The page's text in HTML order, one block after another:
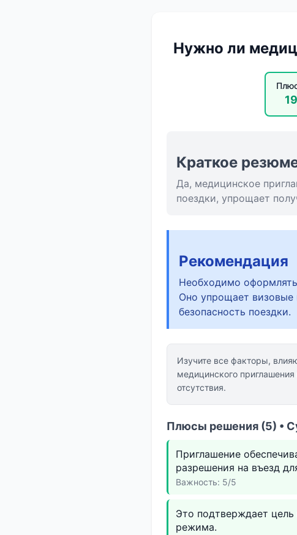
Нужно ли
Краткое
Да, медицинское
поездки, упрощает
Рекомендация
Необходимо
Оно упрощает визовые
безопасность поездки.
Изучите все факторы,
медицинского
отсутствия.
Плюсы решения (5) •
Приглашение
разрешения на въезд
Важность: 5/5
Это подтверждает цель
режима.